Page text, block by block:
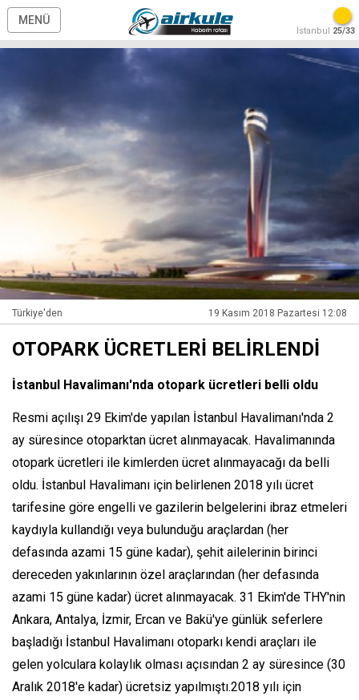
MENÜ
İstanbul 25/33
Türkiye'den 19 Kasım 2018 Pazartesi 12:08
OTOPARK ÜCRETLERİ BELİRLENDİ
İstanbul Havalimanı'nda otopark ücretleri belli oldu
Resmi açılışı 29 Ekim'de yapılan İstanbul Havalimanı'nda 2
ay süresince otoparktan ücret alınmayacak. Havalimanında
otopark ücretleri ile kimlerden ücret alınmayacağı da belli
oldu. İstanbul Havalimanı için belirlenen 2018 yılı ücret
tarifesine göre engelli ve gazilerin belgelerini ibraz etmeleri
kaydıyla kullandığı veya bulunduğu araçlardan (her
defasında azami 15 güne kadar), şehit ailelerinin birinci
dereceden yakınlarının özel araçlarından (her defasında
azami 15 güne kadar) ücret alınmayacak. 31 Ekim'de THY'nin
Ankara, Antalya, İzmir, Ercan ve Bakü'ye günlük seferlere
başladığı İstanbul Havalimanı otoparkı kendi araçları ile
gelen yolculara kolaylık olması açısından 2 ay süresince (30
Aralık 2018'e kadar) ücretsiz yapılmıştı.2018 yılı için